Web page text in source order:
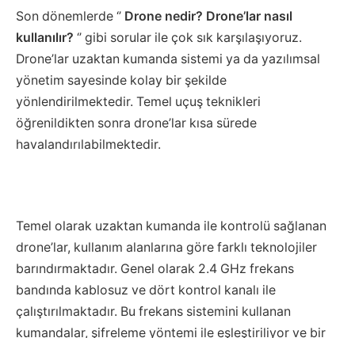
Son dönemlerde ‘’ Drone nedir? Drone’lar nasıl
kullanılır? ‘’ gibi sorular ile çok sık karşılaşıyoruz.
Drone’lar uzaktan kumanda sistemi ya da yazılımsal
yönetim sayesinde kolay bir şekilde
yönlendirilmektedir. Temel uçuş teknikleri
öğrenildikten sonra drone’lar kısa sürede
havalandırılabilmektedir.
Temel olarak uzaktan kumanda ile kontrolü sağlanan
drone’lar, kullanım alanlarına göre farklı teknolojiler
barındırmaktadır. Genel olarak 2.4 GHz frekans
bandında kablosuz ve dört kontrol kanalı ile
çalıştırılmaktadır. Bu frekans sistemini kullanan
kumandalar, şifreleme yöntemi ile eşleştiriliyor ve bir